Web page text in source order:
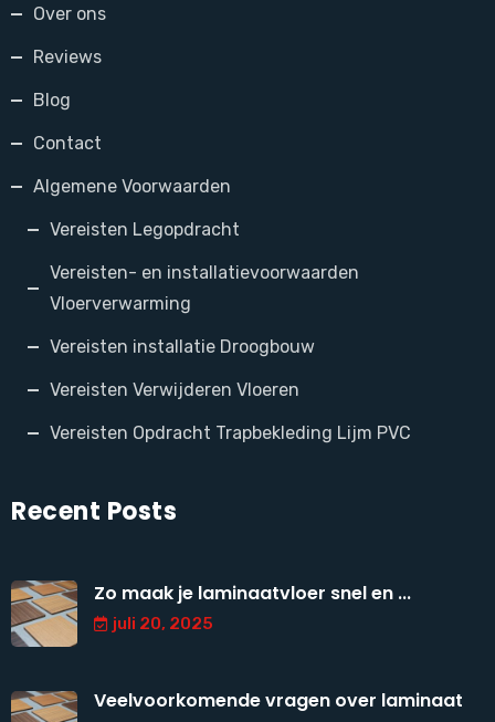
Over ons
Reviews
Blog
Contact
Algemene Voorwaarden
Vereisten Legopdracht
Vereisten- en installatievoorwaarden
Vloerverwarming
Vereisten installatie Droogbouw
Vereisten Verwijderen Vloeren
Vereisten Opdracht Trapbekleding Lijm PVC
Recent Posts
Zo maak je laminaatvloer snel en ...
juli 20, 2025
Veelvoorkomende vragen over laminaat